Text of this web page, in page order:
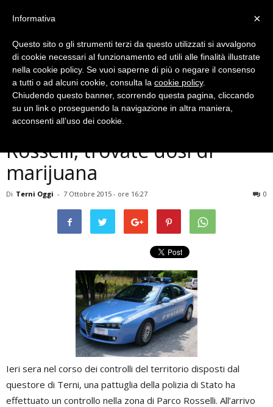
Cronaca
Terni, controlli al parco
Rosselli, trovate dosi di
marijuana
Di Terni Oggi - 7 Ottobre 2015 - ore 16:27 0
Ieri sera nel corso dei controlli del territorio disposti dal
questore di Terni, una pattuglia della polizia di Stato ha
effettuato un controllo nella zona di Parco Rosselli. All’arrivo
×
Informativa
Questo sito o gli strumenti terzi da questo utilizzati si avvalgono
di cookie necessari al funzionamento ed utili alle finalità illustrate
nella cookie policy. Se vuoi saperne di più o negare il consenso
a tutti o ad alcuni cookie, consulta la cookie policy.
Chiudendo questo banner, scorrendo questa pagina, cliccando
su un link o proseguendo la navigazione in altra maniera,
acconsenti all’uso dei cookie.